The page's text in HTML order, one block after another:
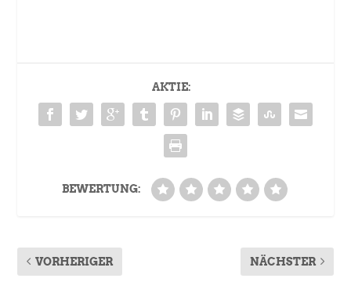
AKTIE:
BEWERTUNG:
VORHERIGER NÄCHSTER